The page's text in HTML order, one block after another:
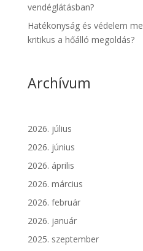
vendéglátásban?
Hatékonyság és védelem
kritikus a hőálló megoldás?
Archívum
2026. július
2026. június
2026. április
2026. március
2026. február
2026. január
2025. szeptember